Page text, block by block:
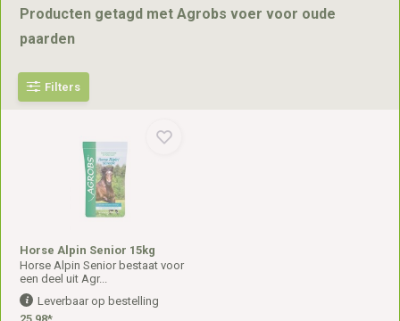
Producten getagd met Agrobs voer voor oude
paarden
Filters
Horse Alpin Senior 15kg
Horse Alpin Senior bestaat voor
een deel uit Agr...
Leverbaar op bestelling